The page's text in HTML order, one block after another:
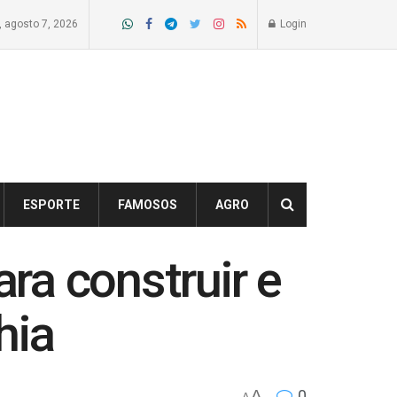
agosto 7, 2026 Login
ESPORTE FAMOSOS AGRO
construir e